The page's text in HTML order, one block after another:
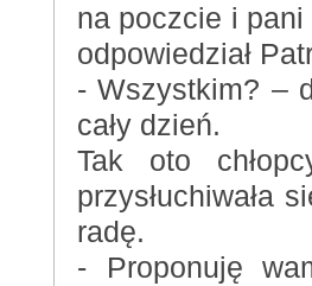
na poczcie i
odpowiedział
- Wszystkim? –
cały dzień.
Tak oto
przysłuchiwała
radę.
- Proponuję